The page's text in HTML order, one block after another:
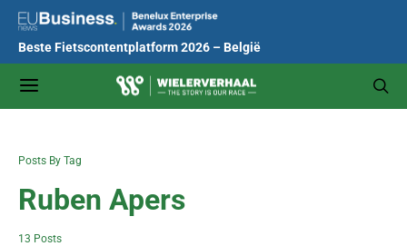
Beste Fietscontentplatform 2026 – België
Posts By Tag
Ruben Apers
13 Posts